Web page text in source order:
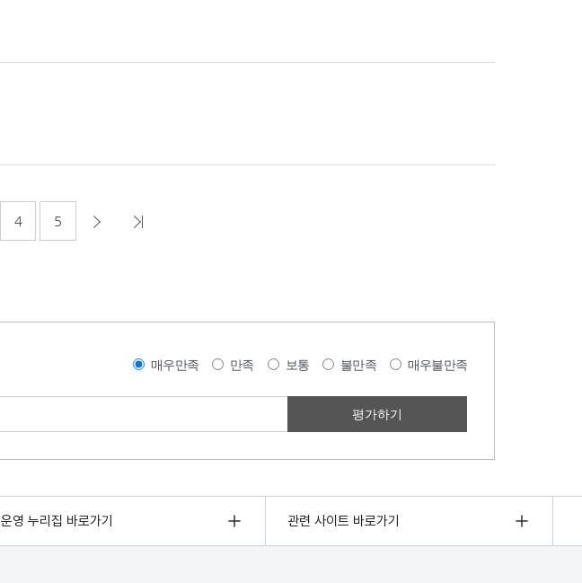
4 5
매우만족 만족 보통 불만족 매우불만족
운영 누리집 바로가기 관련 사이트 바로가기